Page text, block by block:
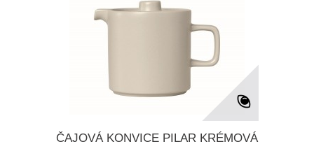
ČAJOVÁ KONVICE PILAR KRÉMOVÁ